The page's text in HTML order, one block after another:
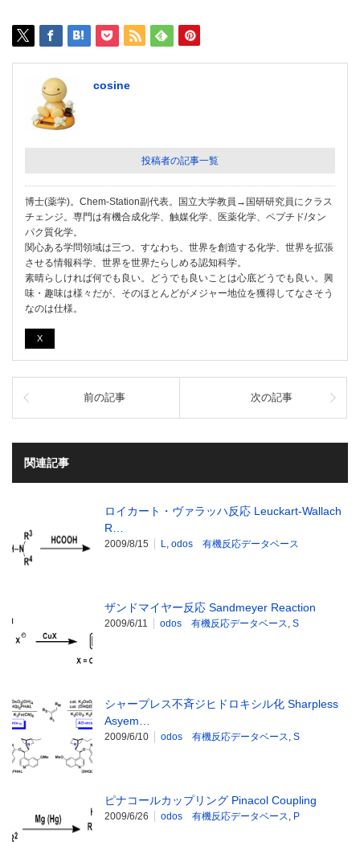
cosine
投稿者の記事一覧
博士(薬学)。Chem-Station副代表。国立大学教員→国研研究員にクラス
チェンジ。専門は有機合成化学、触媒化学、医薬化学、ペプチド/タン
パク質化学。
関心ある学問領域は三つ。すなわち、世界を創造する化学、世界を拡張
させる情報科学、世界を世界たらしめる認知科学。
素晴らしければ何でも良い。どうでも良いことは心底どうでも良い。興
味・趣味は様々だが、そのほとんどがメジャー地位を獲得してなさそう
なのは仕様。
X
前の記事 次の記事
関連記事
ロイカート・ヴァラッハ反応 Leuckart-Wallach
R…
2009/8/15 L odos 有機反応データベース
ザンドマイヤー反応 Sandmeyer Reaction
2009/6/11 odos 有機反応データベース S
シャープレス不斉ジヒドロキシル化 Sharpless
Asyem…
2009/6/10 odos 有機反応データベース S
ピナコールカップリング Pinacol Coupling
2009/6/26 odos 有機反応データベース P